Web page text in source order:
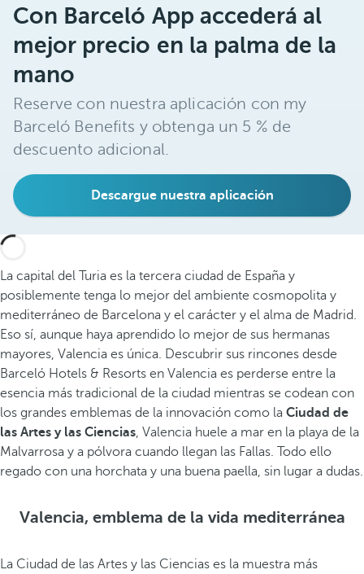
Con Barceló App accederá al
mejor precio en la palma de la
mano
Reserve con nuestra aplicación con my
Barceló Benefits y obtenga un 5 % de
descuento adicional.
Descargue nuestra aplicación
La capital del Turia es la tercera ciudad de España y
posiblemente tenga lo mejor del ambiente cosmopolita y
mediterráneo de Barcelona y el carácter y el alma de Madrid.
Eso sí, aunque haya aprendido lo mejor de sus hermanas
mayores, Valencia es única. Descubrir sus rincones desde
Barceló Hotels & Resorts en Valencia es perderse entre la
esencia más tradicional de la ciudad mientras se codean con
los grandes emblemas de la innovación como la Ciudad de
las Artes y las Ciencias, Valencia huele a mar en la playa de la
Malvarrosa y a pólvora cuando llegan las Fallas. Todo ello
regado con una horchata y una buena paella, sin lugar a dudas.
Valencia, emblema de la vida mediterránea
La Ciudad de las Artes y las Ciencias es la muestra más